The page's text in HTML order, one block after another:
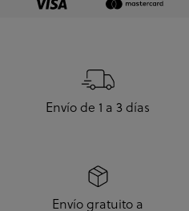
Envío de 1 a 3 días
Envío gratuito a